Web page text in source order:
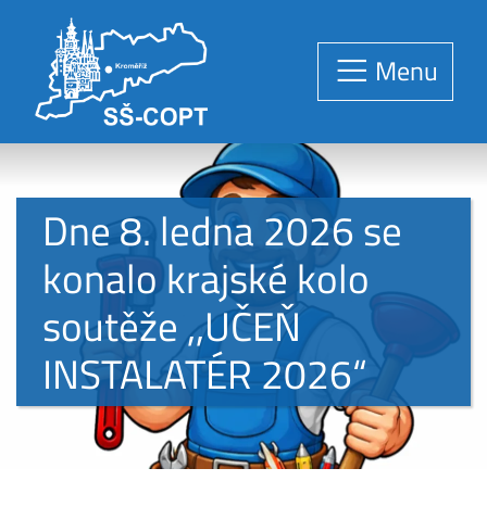
Menu
Dne 8. ledna 2026 se
konalo krajské kolo
soutěže ,,UČEŇ
INSTALATÉR 2026“